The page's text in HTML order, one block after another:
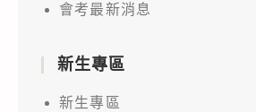
會考最新消息
新生專區
新生專區